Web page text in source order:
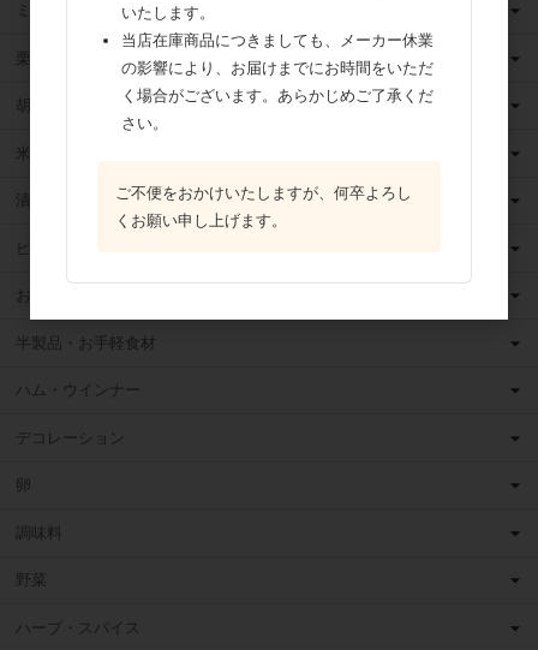
ミックス粉
栗・芋・かぼちゃ
胡麻
米粉
漬け込みフルーツ
ピューレ・ペースト
お菓子・パン材料
半製品・お手軽食材
ハム・ウインナー
デコレーション
卵
調味料
野菜
ハーブ・スパイス
いたします。
当店在庫商品につきましても、メーカー休業
の影響により、お届けまでにお時間をいただ
く場合がございます。あらかじめご了承くだ
さい。
ご不便をおかけいたしますが、何卒よろし
くお願い申し上げます。